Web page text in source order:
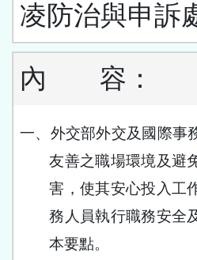
凌防治與申訴
內 容：
一、 外交部外交及國際事
友善之職場環境及避
害，使其安心投入工
務人員執行職務安全
本要點。